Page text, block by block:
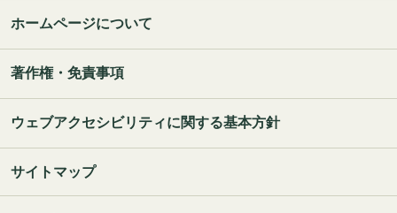
ホームページについて
著作権・免責事項
ウェブアクセシビリティに関する基本方針
サイトマップ